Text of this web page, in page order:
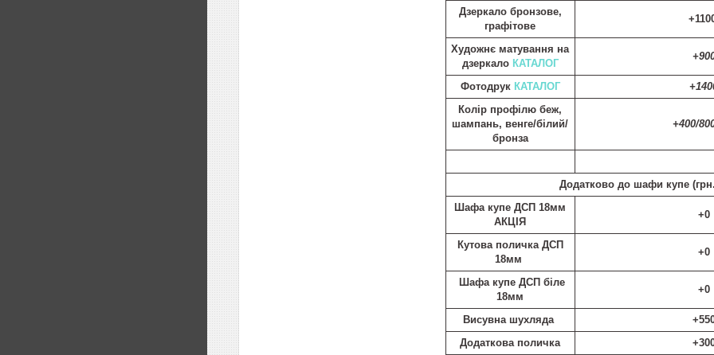
Дзеркало бронзове,
графітове
Художнє матування на
дзеркало КАТАЛОГ
Фотодрук КАТАЛОГ
Колір профілю беж,
шампань, венге/білий/
бронза
+400/
Додатково до шафи купе (
Шафа купе ДСП 18мм
АКЦІЯ
+0
Кутова поличка ДСП
18мм
+0
Шафа купе ДСП біле
18мм
+0
Висувна шухляда
Додаткова поличка